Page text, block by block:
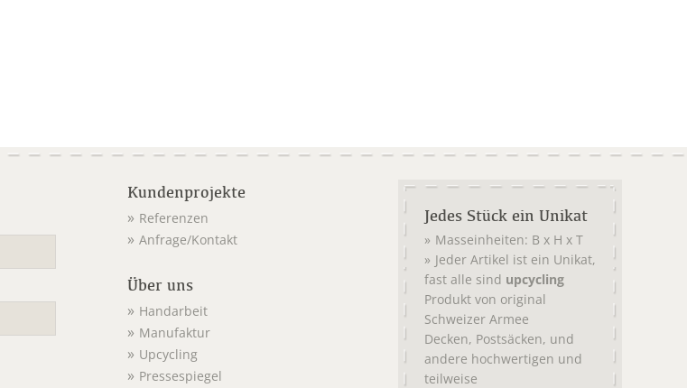
Kundenprojekte
Referenzen
Anfrage/Kontakt
Über uns
Handarbeit
Manufaktur
Upcycling
Pressespiegel
Jedes Stück ein Unikat
Masseinheiten: B x H x T
Jeder Artikel ist ein Unikat,
fast alle sind upcycling
Produkt von original
Schweizer Armee
Decken, Postsäcken, und
andere hochwertigen und
teilweise